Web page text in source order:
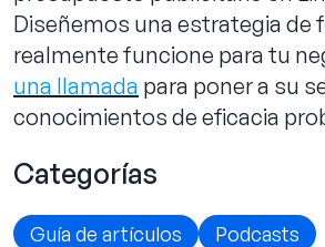
Diseñemos una estrategia de
realmente funcione para tu
una llamada para poner a su
conocimientos de eficacia
Categorías
Guía de artículos Podcasts